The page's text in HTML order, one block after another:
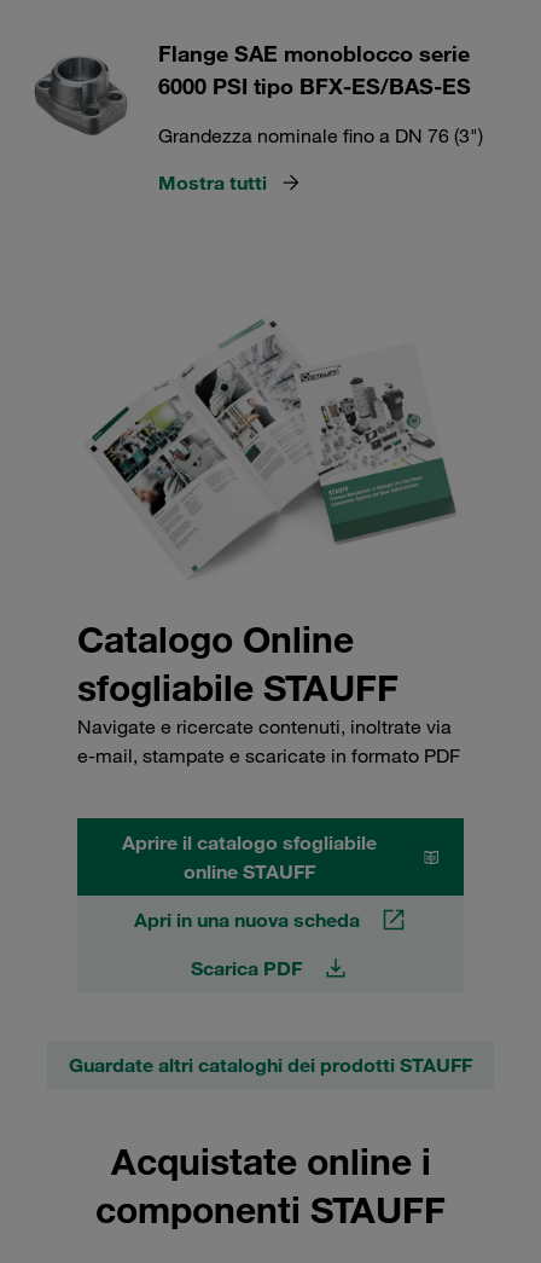
Flange SAE monoblocco serie
6000 PSI tipo BFX-ES/BAS-ES
Grandezza nominale fino a DN 76 (3")
Mostra tutti
Catalogo Online
sfogliabile STAUFF
Navigate e ricercate contenuti, inoltrate via
e-mail, stampate e scaricate in formato PDF
Aprire il catalogo sfogliabile
online STAUFF
Apri in una nuova scheda
Scarica PDF
Guardate altri cataloghi dei prodotti STAUFF
Acquistate online i
componenti STAUFF